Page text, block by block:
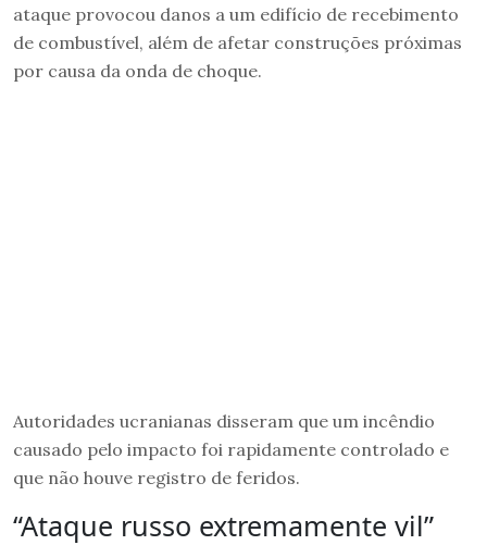
ataque provocou danos a um edifício de recebimento
de combustível, além de afetar construções próximas
por causa da onda de choque.
Autoridades ucranianas disseram que um incêndio
causado pelo impacto foi rapidamente controlado e
que não houve registro de feridos.
“Ataque russo extremamente vil”